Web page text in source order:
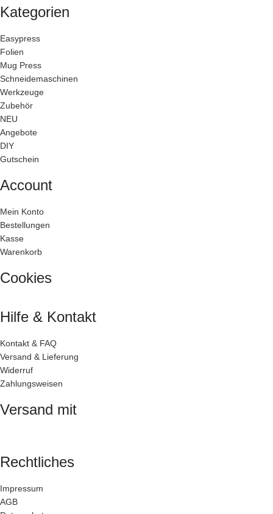
Kategorien
Easypress
Folien
Mug Press
Schneidemaschinen
Werkzeuge
Zubehör
NEU
Angebote
DIY
Gutschein
Account
Mein Konto
Bestellungen
Kasse
Warenkorb
Cookies
Hilfe & Kontakt
Kontakt & FAQ
Versand & Lieferung
Widerruf
Zahlungsweisen
Versand mit
Rechtliches
Impressum
AGB